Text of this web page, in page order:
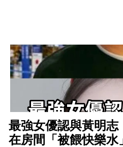
最強女優認與黃明志
在房間「被餵快樂水